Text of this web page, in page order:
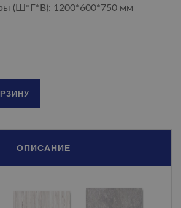
(Ш*Г*В): 1200*600*750 мм
ОПИСАНИЕ